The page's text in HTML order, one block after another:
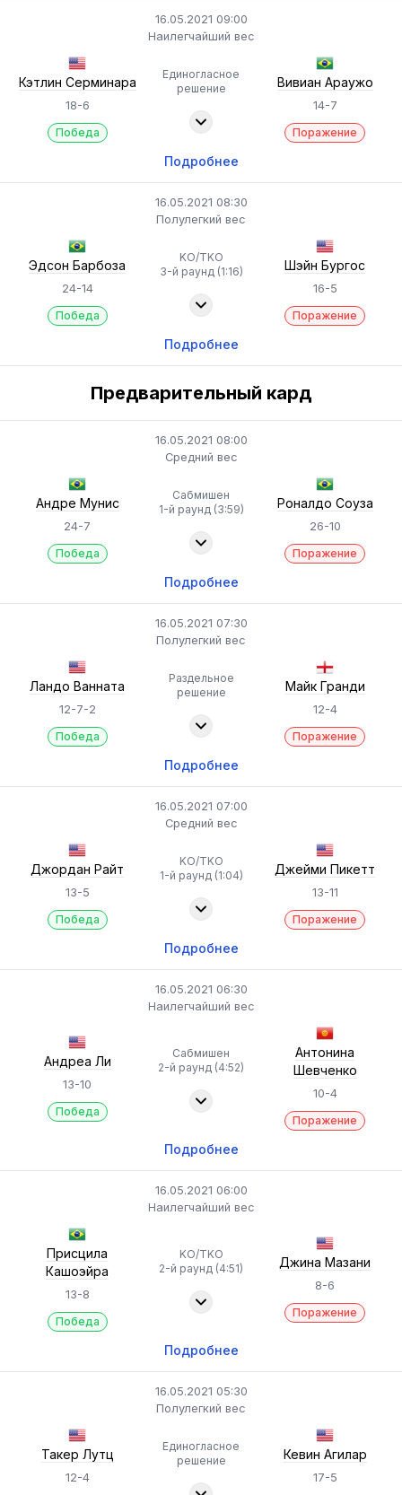
16.05.2021 09:00
Наилегчайший вес
Кэтлин Серминара
18-6
Победа
Единогласное
решение
Вивиан Араужо
14-7
Поражение
Подробнее
16.05.2021 08:30
Полулегкий вес
Эдсон Барбоза
24-14
Победа
KO/TKO
3-й раунд (1:16)
Шэйн Бургос
16-5
Поражение
Подробнее
Предварительный кард
16.05.2021 08:00
Средний вес
Андре Мунис
24-7
Победа
Сабмишен
1-й раунд (3:59)
Роналдо Соуза
26-10
Поражение
Подробнее
16.05.2021 07:30
Полулегкий вес
Ландо Ванната
12-7-2
Победа
Раздельное
решение
Майк Гранди
12-4
Поражение
Подробнее
16.05.2021 07:00
Средний вес
Джордан Райт
13-5
Победа
KO/TKO
1-й раунд (1:04)
Джейми Пикетт
13-11
Поражение
Подробнее
16.05.2021 06:30
Наилегчайший вес
Андреа Ли
13-10
Победа
Сабмишен
2-й раунд (4:52)
Антонина
Шевченко
10-4
Поражение
Подробнее
16.05.2021 06:00
Наилегчайший вес
Присцила
Кашоэйра
13-8
Победа
KO/TKO
2-й раунд (4:51)
Джина Мазани
8-6
Поражение
Подробнее
16.05.2021 05:30
Полулегкий вес
Такер Лутц
12-4
Единогласное
решение
Кевин Агилар
17-5